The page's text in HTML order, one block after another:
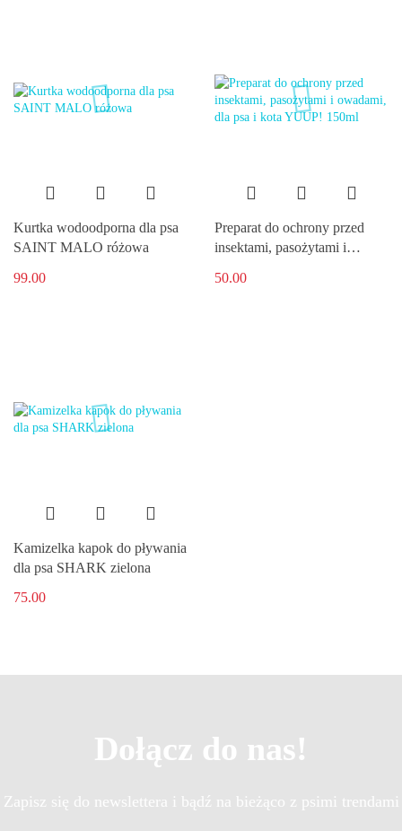
Kurtka wodoodporna dla psa
SAINT MALO różowa
99.00
Preparat do ochrony przed
insektami, pasożytami i
YUUP! 150ml
50.00
Kamizelka kapok do pływania
dla psa SHARK zielona
75.00
Dołącz do nas!
Zapisz się do newslettera i bądź na bieżąco z psimi trendami